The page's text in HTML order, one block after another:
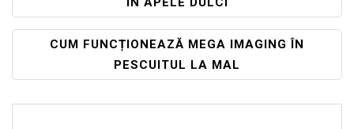
În
Articole
CUM FUNCȚIONEAZĂ MEGA IMAGING ÎN
PESCUITUL LA MAL